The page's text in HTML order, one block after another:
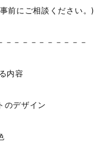
前にご相談ください。)
－－－－－－－－－－
内容
のデザイン